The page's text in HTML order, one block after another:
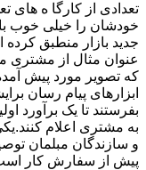
تعدادی از کارگا ه های
خودشان را خیلی خوب
جدید بازار منطبق کرده
عنوان مثال از مشتری
که تصویر مورد پیش
ابزارهای پیام رسان
بفرستند تا یک برآورد
به مشتری اعلام
و سازندگان مبلمان
پیش از سفارش کار